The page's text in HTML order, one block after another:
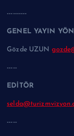
----------
GENEL YAYIN
Gözde UZUN
-----
EDİTÖR
-----